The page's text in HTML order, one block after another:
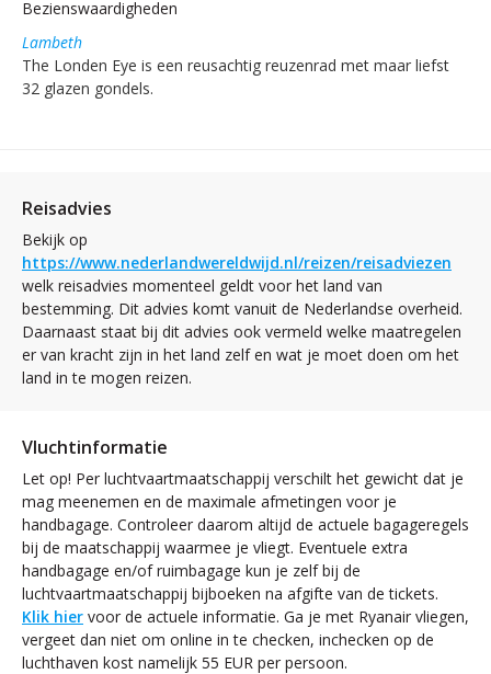
Bezienswaardigheden
Lambeth
The Londen Eye is een reusachtig reuzenrad met maar liefst
32 glazen gondels.
Reisadvies
Bekijk op
https://www.nederlandwereldwijd.nl/reizen/reisadviezen
welk reisadvies momenteel geldt voor het land van
bestemming. Dit advies komt vanuit de Nederlandse overheid.
Daarnaast staat bij dit advies ook vermeld welke maatregelen
er van kracht zijn in het land zelf en wat je moet doen om het
land in te mogen reizen.
Vluchtinformatie
Let op! Per luchtvaartmaatschappij verschilt het gewicht dat je
mag meenemen en de maximale afmetingen voor je
handbagage. Controleer daarom altijd de actuele bagageregels
bij de maatschappij waarmee je vliegt. Eventuele extra
handbagage en/of ruimbagage kun je zelf bij de
luchtvaartmaatschappij bijboeken na afgifte van de tickets.
Klik hier voor de actuele informatie. Ga je met Ryanair vliegen,
vergeet dan niet om online in te checken, inchecken op de
luchthaven kost namelijk 55 EUR per persoon.